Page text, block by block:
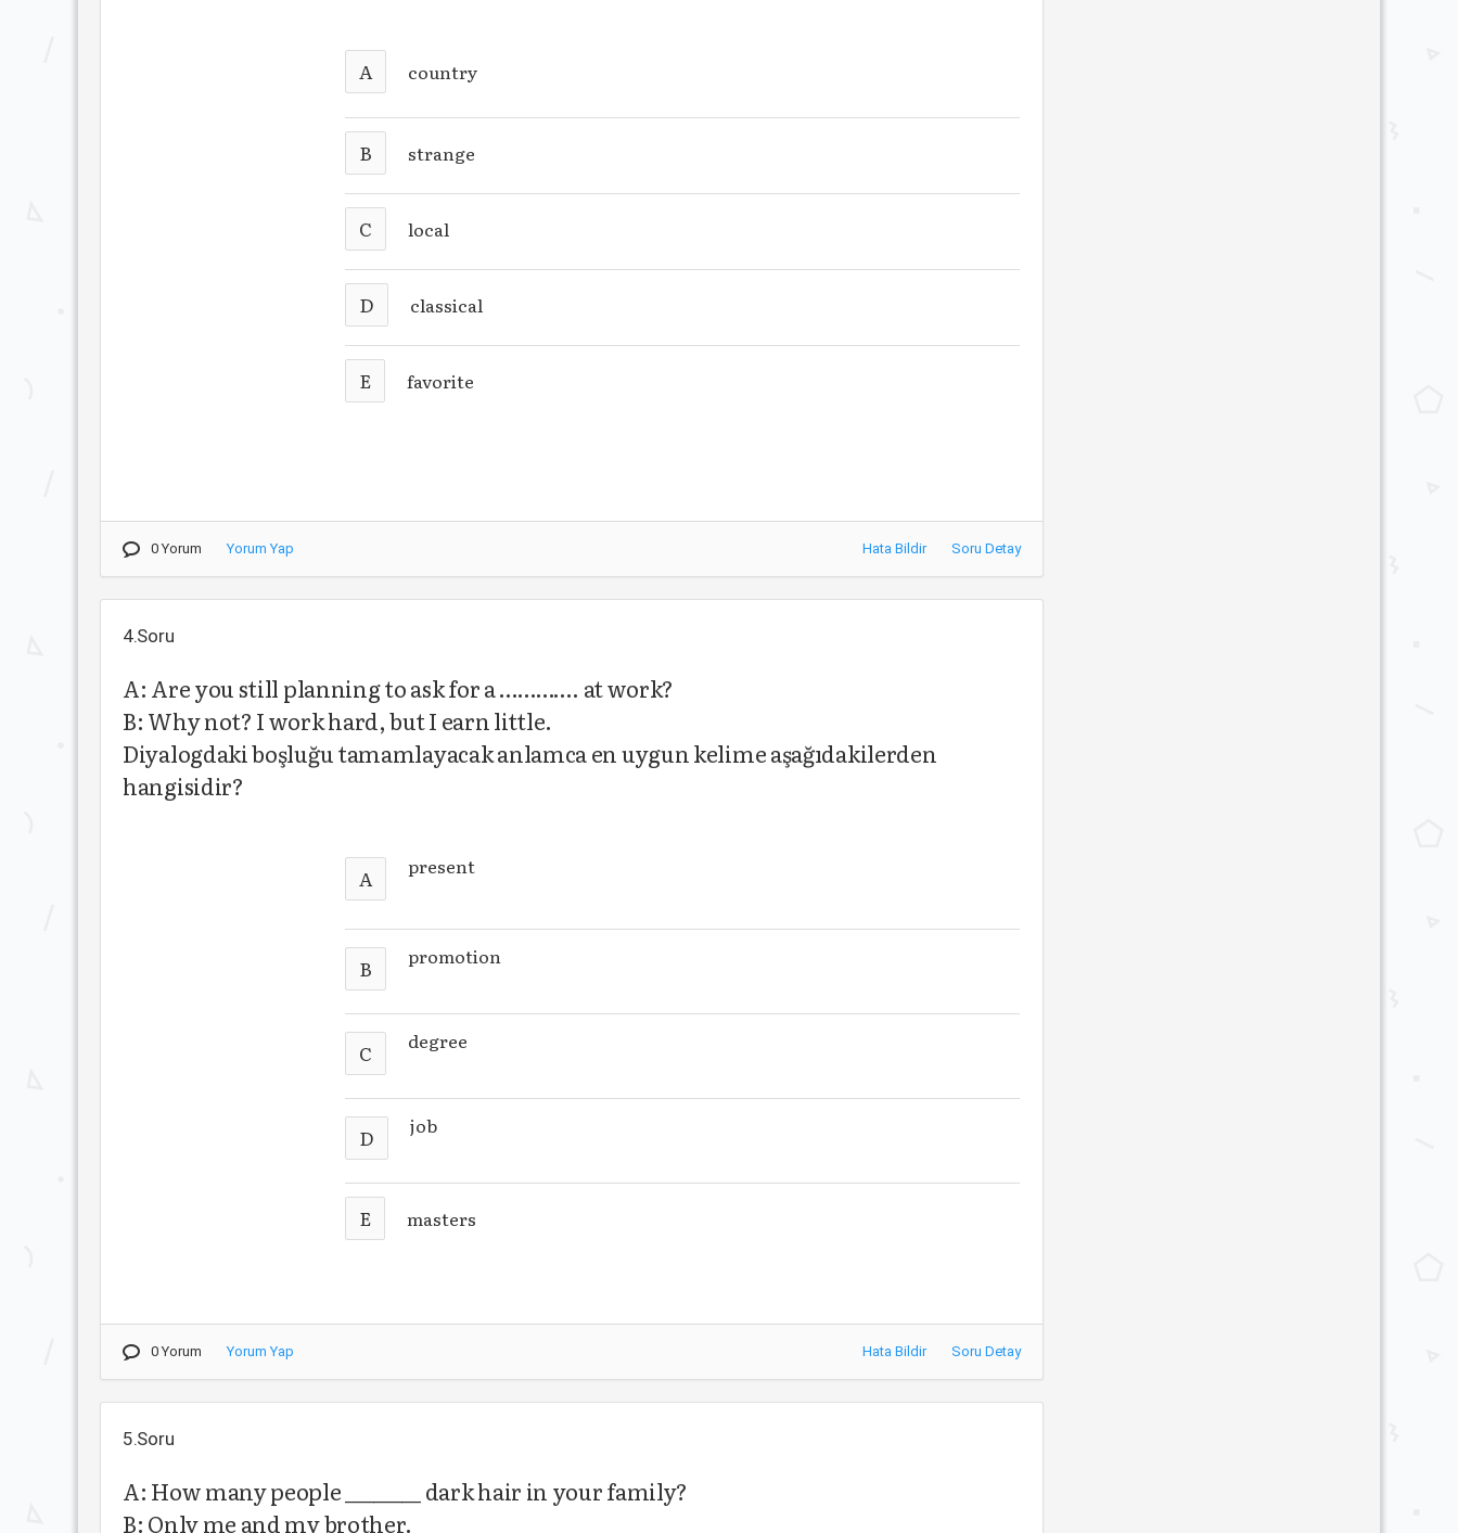
A country
B strange
C local
D classical
E favorite
0 Yorum Yorum Yap Hata Bildir Soru Detay
4.Soru
A: Are you still planning to ask for a …………. at work?
B: Why not? I work hard, but I earn little.
Diyalogdaki boşluğu tamamlayacak anlamca en uygun kelime aşağıdakilerden
hangisidir?
A present
B promotion
C degree
D job
E masters
0 Yorum Yorum Yap Hata Bildir Soru Detay
5.Soru
A: How many people ________ dark hair in your family?
B: Only me and my brother.